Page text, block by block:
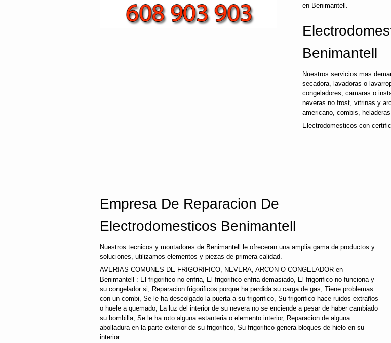
en Benimantell.
Benimantell
Nuestros servicios mas
secadora, lavadoras o
congeladores, camaras o
neveras no frost, vitrinas y
americano, combis,
Electrodomesticos con
Empresa De Reparacion De
Electrodomesticos Benimantell
Nuestros tecnicos y montadores de Benimantell le ofreceran una amplia gama de productos y
soluciones, utilizamos elementos y piezas de primera calidad.
AVERIAS COMUNES DE FRIGORIFICO, NEVERA, ARCON O CONGELADOR en
Benimantell : El frigorifico no enfria, El frigorifico enfria demasiado, El frigorifico no funciona y
su congelador si, Reparacion frigorificos porque ha perdida su carga de gas, Tiene problemas
con un combi, Se le ha descolgado la puerta a su frigorifico, Su frigorifico hace ruidos extraños
o huele a quemado, La luz del interior de su nevera no se enciende a pesar de haber cambiado
su bombilla, Se le ha roto alguna estanteria o elemento interior, Reparacion de alguna
abolladura en la parte exterior de su frigorifico, Su frigorifico genera bloques de hielo en su
interior.